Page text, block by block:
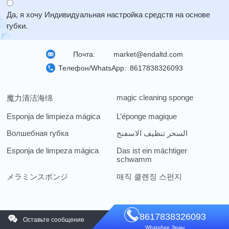
производитель губок, мы располагаем необходимыми
знаниями и технологиями для выполнения крупных
Да, я хочу Индивидуальная настройка средств на основе
губки.
Почта:
market@endaltd.com
Телефон/WhatsApp: 8617838326093
魔力清洁海绵 magic cleaning sponge
Esponja de limpieza mágica
L’éponge magique
Волшебная губка
السحر تنظيف الاسفنج
Esponja de limpeza mágica
Das ist ein mächtiger
schwamm
メラミンスポンジ
매직 클렌징 스펀지
Оставьте сообщение 8617838326093
WhatsApp Энды